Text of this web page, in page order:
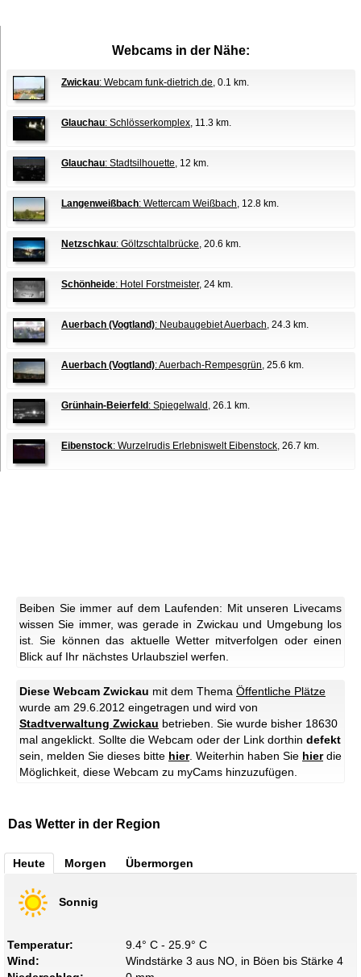
Webcams in der Nähe:
Zwickau: Webcam funk-dietrich.de, 0.1 km.
Glauchau: Schlösserkomplex, 11.3 km.
Glauchau: Stadtsilhouette, 12 km.
Langenweißbach: Wettercam Weißbach, 12.8 km.
Netzschkau: Göltzschtalbrücke, 20.6 km.
Schönheide: Hotel Forstmeister, 24 km.
Auerbach (Vogtland): Neubaugebiet Auerbach, 24.3 km.
Auerbach (Vogtland): Auerbach-Rempesgrün, 25.6 km.
Grünhain-Beierfeld : Spiegelwald , 26.1 km.
Eibenstock: Wurzelrudis Erlebniswelt Eibenstock, 26.7 km.
Beiben Sie immer auf dem Laufenden: Mit unseren Livecams
wissen Sie immer, was gerade in Zwickau und Umgebung los
ist. Sie können das aktuelle Wetter mitverfolgen oder einen
Blick auf Ihr nächstes Urlaubsziel werfen.
Diese Webcam Zwickau mit dem Thema Öffentliche Plätze
wurde am 29.6.2012 eingetragen und wird von
Stadtverwaltung Zwickau betrieben. Sie wurde bisher 18630
mal angeklickt. Sollte die Webcam oder der Link dorthin defekt
sein, melden Sie dieses bitte hier. Weiterhin haben Sie hierdie
Möglichkeit, diese Webcam zu myCams hinzuzufügen.
Das Wetter in der Region
Heute Morgen Übermorgen
Sonnig
Temperatur:
9.4° C - 25.9° C
Wind:
Windstärke 3 aus NO, in Böen bis Stärke 4